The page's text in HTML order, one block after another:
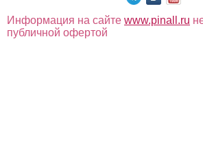
Информация на сайте www.pinall.ru
публичной офертой